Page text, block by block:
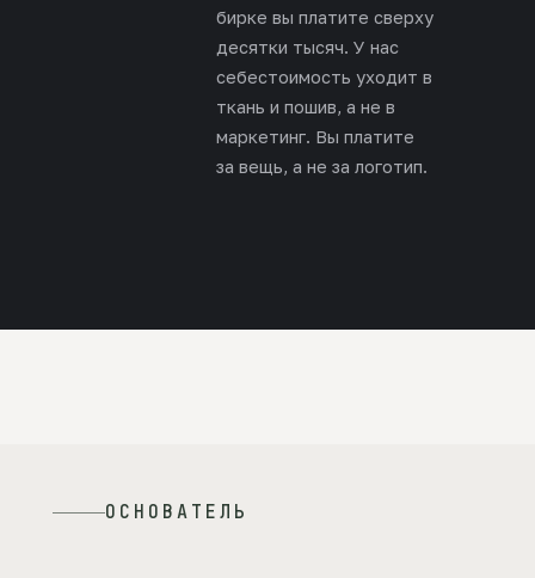
бирке вы платите сверху
десятки тысяч. У нас
себестоимость уходит в
ткань и пошив, а не в
маркетинг. Вы платите
за вещь, а не за логотип.
ОСНОВАТЕЛЬ